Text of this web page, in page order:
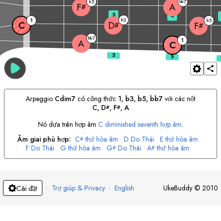
A bb7
C 1
C 1 D#
b3 F#
b5
F# A
3 5
Arpeggio Cdim7 có công thức 1, b3, b5, bb7 với các nốt
C, D#, F#, A
Nó dựa trên hợp âm C diminished seventh hợp âm.
Âm giai phù hợp: C# thứ hòa âm D Do Thái E thứ hòa âm
F Do Thái G thứ hòa âm G# Do Thái A# thứ hòa âm
B Do Thái
Cài đặt · Trợ giúp & Privacy · English UkeBuddy © 2010